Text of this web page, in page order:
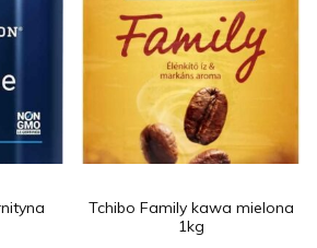
Tchibo Family kawa mielona
1kg